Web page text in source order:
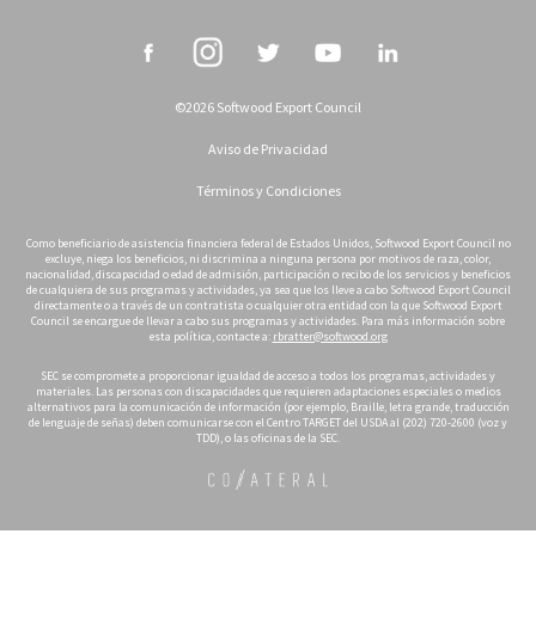
©2026 Softwood Export Council
Aviso de Privacidad
Términos y Condiciones
Como beneficiario de asistencia financiera federal de Estados Unidos, Softwood Export Council no
excluye, niega los beneficios, ni discrimina a ninguna persona por motivos de raza, color,
nacionalidad, discapacidad o edad de admisión, participación o recibo de los servicios y beneficios
de cualquiera de sus programas y actividades, ya sea que los lleve a cabo Softwood Export Council
directamente o a través de un contratista o cualquier otra entidad con la que Softwood Export
Council se encargue de llevar a cabo sus programas y actividades. Para más información sobre
esta política, contacte a: rbratter@softwood.org
SEC se compromete a proporcionar igualdad de acceso a todos los programas, actividades y
materiales. Las personas con discapacidades que requieren adaptaciones especiales o medios
alternativos para la comunicación de información (por ejemplo, Braille, letra grande, traducción
de lenguaje de señas) deben comunicarse con el Centro TARGET del USDA al (202) 720-2600 (voz y
TDD), o las oficinas de la SEC.